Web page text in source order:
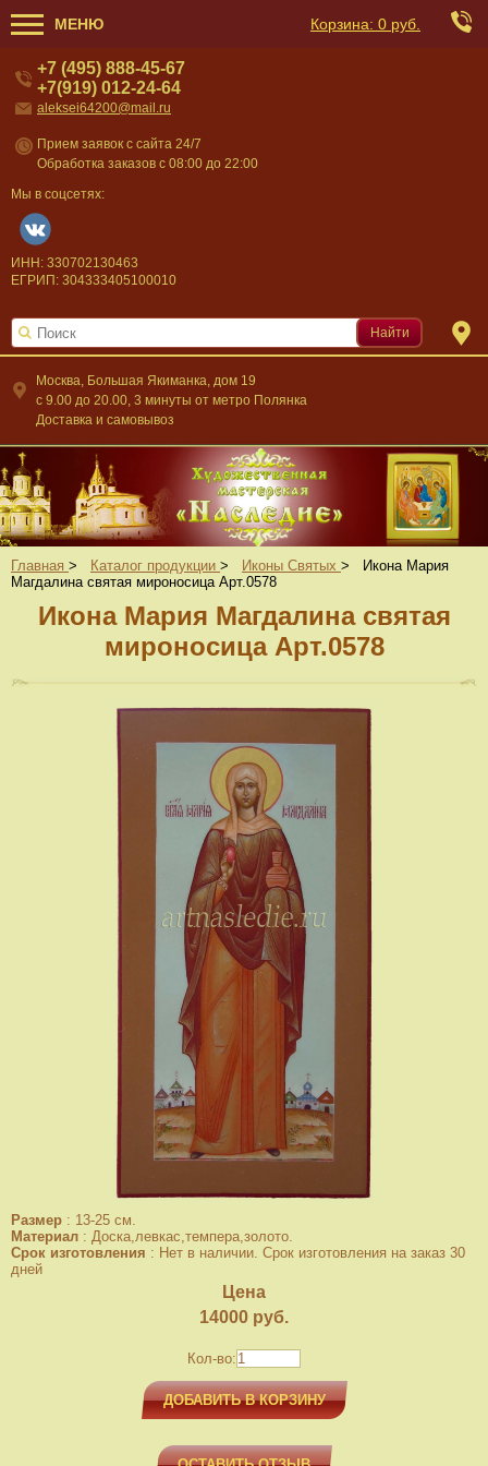
МЕНЮ Корзина: 0 руб.
Москва, Большая Якиманка, дом 19
c 9.00 до 20.00, 3 минуты от метро Полянка
Доставка и самовывоз
+7 (495) 888-45-67
+7(919) 012-24-64
aleksei64200@mail.ru
Прием заявок с сайта 24/7
Обработка заказов с 08:00 до 22:00
Мы в соцсетях:
ИНН: 330702130463
ЕГРИП: 304333405100010
Найти
Главная > Каталог продукции > Иконы Святых >
Икона Мария
Магдалина святая мироносица Арт.0578
Икона Мария Магдалина святая
мироносица Арт.0578
Размер : 13-25 см.
Материал : Доска,левкас,темпера,золото.
Срок изготовления : Нет в наличии. Срок изготовления на заказ 30
дней
Цена
14000 руб.
Кол-во:
ДОБАВИТЬ В КОРЗИНУ